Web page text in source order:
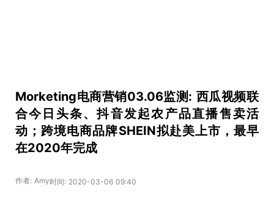
Morketing电商营销03.06监测: 西瓜视频联
合今日头条、抖音发起农产品直播售卖活
动；跨境电商品牌SHEIN拟赴美上市，最早
在2020年完成
作者: Amy时间: 2020-03-06 09:40